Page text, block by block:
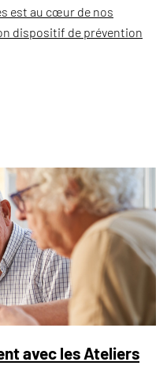
est au cœur de nos
dispositif de prévention
avec les Ateliers